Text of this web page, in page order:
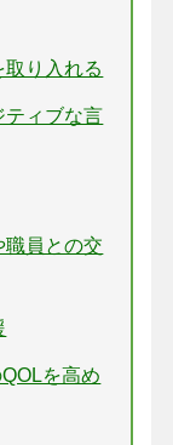
り入れる
ティブな言
職員との交
を高め